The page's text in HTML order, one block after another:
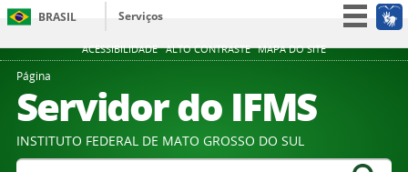
ACESSIBILIDADE ALTO CONTRASTE MAPA DO SITE
BRASIL
Serviços
Participe
Legislação
Canais
Página
Servidor do IFMS
INSTITUTO FEDERAL DE MATO GROSSO DO SUL
Buscar no portal